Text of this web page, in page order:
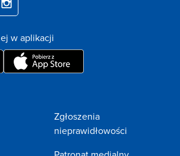
w aplikacji
Zgłoszenia
nieprawidłowości